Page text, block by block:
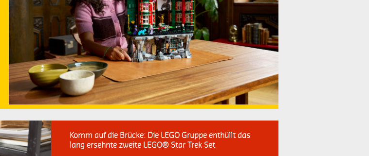
Märchen THE LEGO MOVIE 2
Spielzeit 20. Jubiläum
Bildmaterial LEGO Architecture
LEGO Minecraft Piratenschiff
LEGO Disney Princess Arielle
Komm auf die Brücke: Die LEGO Gruppe enthüllt das
lang ersehnte zweite LEGO® Star Trek Set